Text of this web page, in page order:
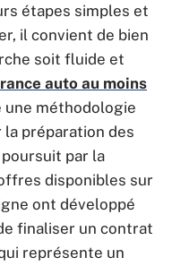
étapes simples et
il convient de bien
soit fluide et
auto au moins
une méthodologie
préparation des
par la
disponibles sur
ont développé
finaliser un contrat
représente un